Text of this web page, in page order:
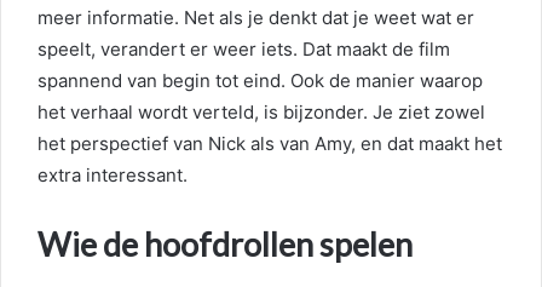
meer informatie. Net als je denkt dat je weet wat er
speelt, verandert er weer iets. Dat maakt de film
spannend van begin tot eind. Ook de manier waarop
het verhaal wordt verteld, is bijzonder. Je ziet zowel
het perspectief van Nick als van Amy, en dat maakt het
extra interessant.
Wie de hoofdrollen spelen